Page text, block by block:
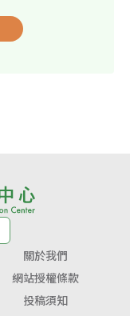
關於我們
網站授權條款
投稿須知